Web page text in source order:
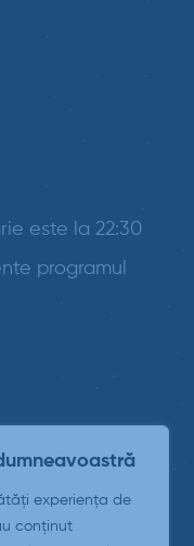
experiența de
conținut
este la 22:30
programul